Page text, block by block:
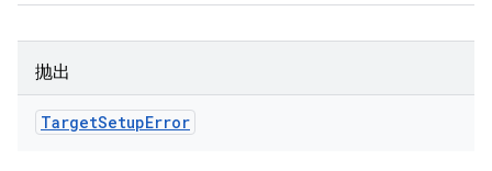
抛出
TargetSetupError